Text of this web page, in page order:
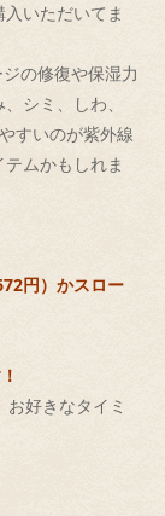
いただいてま
の修復や保湿力
シミ、しわ、
すいのが紫外線
ムかもしれま
円）かスロー
お好きなタイミ